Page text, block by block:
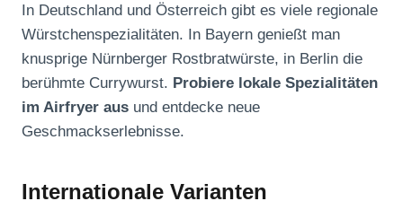
In Deutschland und Österreich gibt es viele regionale
Würstchenspezialitäten. In Bayern genießt man
knusprige Nürnberger Rostbratwürste, in Berlin die
berühmte Currywurst. Probiere lokale Spezialitäten
im Airfryer aus und entdecke neue
Geschmackserlebnisse.
Internationale Varianten